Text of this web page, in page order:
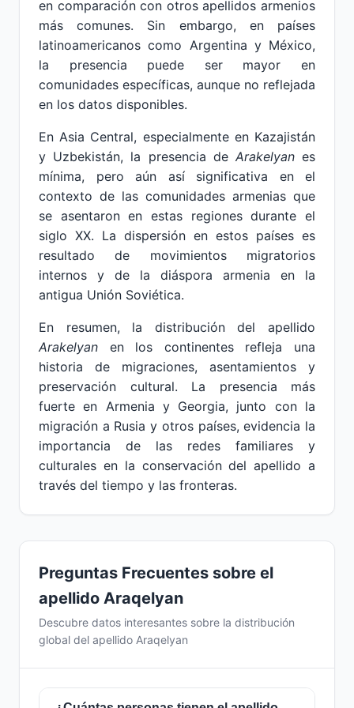
en comparación con otros apellidos armenios
más comunes. Sin embargo, en países
latinoamericanos como Argentina y México,
la presencia puede ser mayor en
comunidades específicas, aunque no reflejada
en los datos disponibles.
En Asia Central, especialmente en Kazajistán
y Uzbekistán, la presencia de Arakelyanes
mínima, pero aún así significativa en el
contexto de las comunidades armenias que
se asentaron en estas regiones durante el
siglo XX. La dispersión en estos países es
resultado de movimientos migratorios
internos y de la diáspora armenia en la
antigua Unión Soviética.
En resumen, la distribución del apellido
Arakelyan en los continentes refleja una
historia de migraciones, asentamientos y
preservación cultural. La presencia más
fuerte en Armenia y Georgia, junto con la
migración a Rusia y otros países, evidencia la
importancia de las redes familiares y
culturales en la conservación del apellido a
través del tiempo y las fronteras.
Preguntas Frecuentes sobre el
apellido Araqelyan
Descubre datos interesantes sobre la distribución
global del apellido Araqelyan